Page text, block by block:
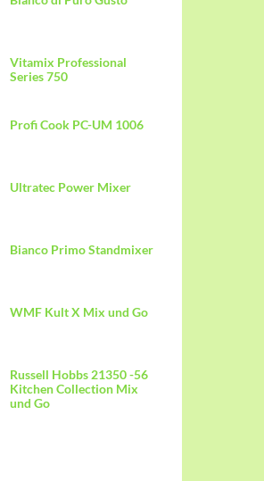
Vitamix Professional
Series 750
Profi Cook PC-UM 1006
Ultratec Power Mixer
Bianco Primo Standmixer
WMF Kult X Mix und Go
Russell Hobbs 21350 -56
Kitchen Collection Mix
und Go